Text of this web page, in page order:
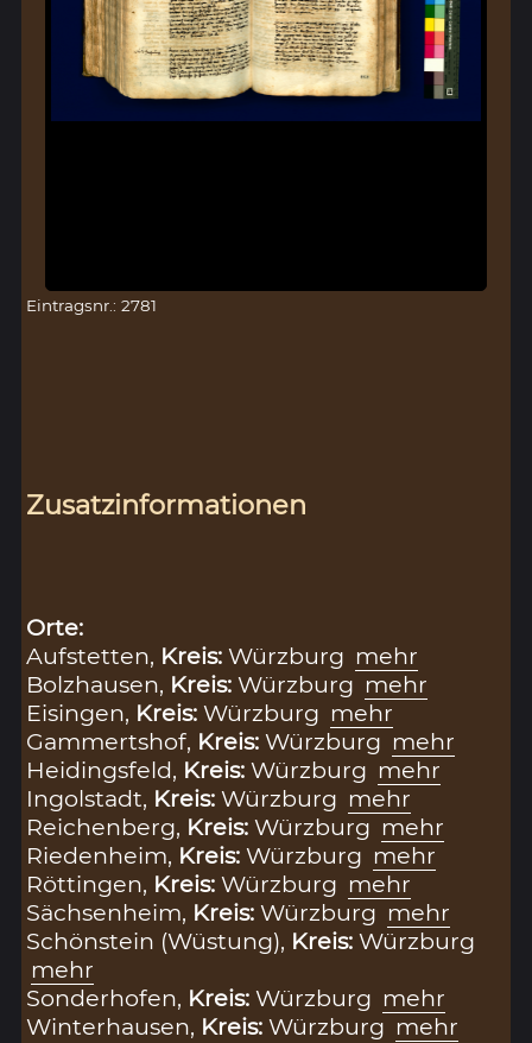
Eintragsnr.: 2781
Zusatzinformationen
Orte:
Aufstetten, Kreis:Würzburg mehr
Bolzhausen, Kreis:Würzburg mehr
Eisingen, Kreis:Würzburg mehr
Gammertshof, Kreis:Würzburg mehr
Heidingsfeld, Kreis:Würzburg mehr
Ingolstadt, Kreis:Würzburg mehr
Reichenberg, Kreis:Würzburg mehr
Riedenheim, Kreis:Würzburg mehr
Röttingen, Kreis:Würzburg mehr
Sächsenheim, Kreis:Würzburg mehr
Schönstein (Wüstung), Kreis:Würzburg
mehr
Sonderhofen, Kreis:Würzburg mehr
Winterhausen, Kreis:Würzburg mehr